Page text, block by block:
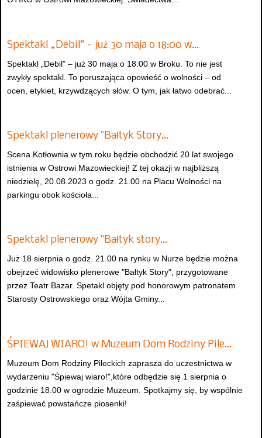
Spektakl „Debil” – już 30 maja o 18:00 w…
Spektakl „Debil” – już 30 maja o 18:00 w Broku. To nie jest
zwykły spektakl. To poruszająca opowieść o wolności – od
ocen, etykiet, krzywdzących słów. O tym, jak łatwo odebrać...
Spektakl plenerowy "Bałtyk Story…
Scena Kotłownia w tym roku będzie obchodzić 20 lat swojego
istnienia w Ostrowi Mazowieckiej! Z tej okazji w najbliższą
niedzielę, 20.08.2023 o godz. 21.00 na Placu Wolności na
parkingu obok kościoła...
Spektakl plenerowy "Bałtyk story…
Już 18 sierpnia o godz. 21.00 na rynku w Nurze będzie można
obejrzeć widowisko plenerowe "Bałtyk Story", przygotowane
przez Teatr Bazar. Spetakl objęty pod honorowym patronatem
Starosty Ostrowskiego oraz Wójta Gminy...
ŚPIEWAJ WIARO! w Muzeum Dom Rodziny Pile…
Muzeum Dom Rodziny Pileckich zaprasza do uczestnictwa w
wydarzeniu "Śpiewaj wiaro!",które odbędzie się 1 sierpnia o
godzinie 18.00 w ogrodzie Muzeum. Spotkajmy się, by wspólnie
zaśpiewać powstańcze piosenki!